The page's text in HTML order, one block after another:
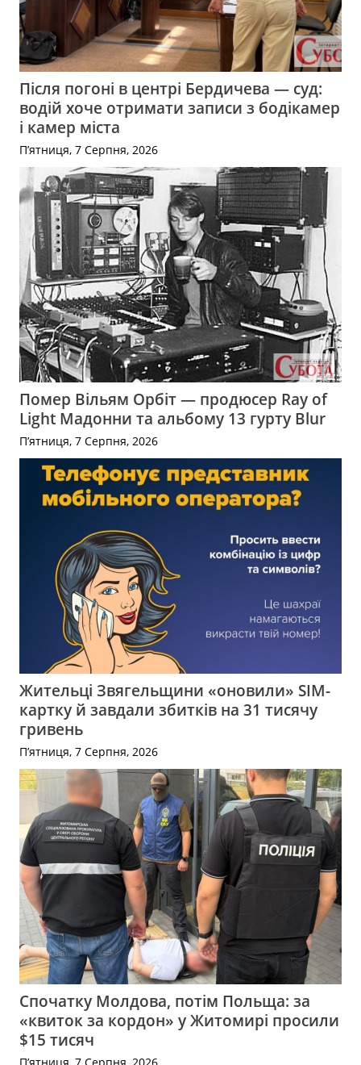
Після погоні в центрі Бердичева — суд:
водій хоче отримати записи з бодікамер
і камер міста
П’ятниця, 7 Серпня, 2026
Помер Вільям Орбіт — продюсер Ray of
Light Мадонни та альбому 13 гурту Blur
П’ятниця, 7 Серпня, 2026
Жительці Звягельщини «оновили» SIM-
картку й завдали збитків на 31 тисячу
гривень
П’ятниця, 7 Серпня, 2026
Спочатку Молдова, потім Польща: за
«квиток за кордон» у Житомирі просили
$15 тисяч